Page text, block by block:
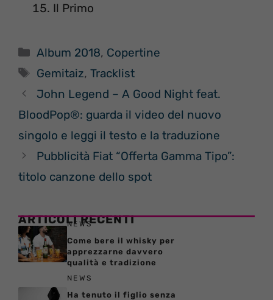
Il Primo
Categorie
Album 2018, Copertine
Tag
Gemitaiz,Tracklist
John Legend – A Good Night feat.
BloodPop®: guarda il video del nuovo
singolo e leggi il testo e la traduzione
Pubblicità Fiat “Offerta Gamma Tipo”:
titolo canzone dello spot
ARTICOLI RECENTI
NEWS
Come bere il whisky per
apprezzarne davvero
qualità e tradizione
NEWS
Ha tenuto il figlio senza